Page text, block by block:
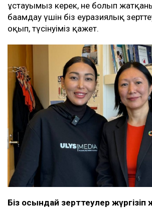
ұстауымыз керек, не болып
бағамдау үшін біз еуразиялық
оқып, түсінуіміз қажет.
Біз осындай зерттеулер